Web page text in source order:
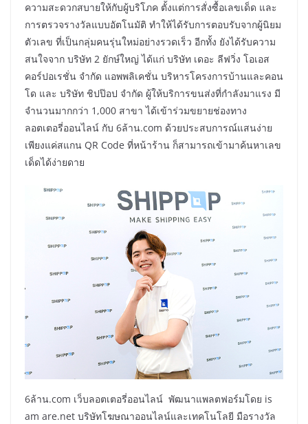
ความสะดวกสบายให้กับผู้บริโภค ตั้งแต่การสั่งซื้อเลขเด็ด และ
การตรวจรางวัลแบบอัตโนมัติ ทำให้ได้รับการตอบรับจากผู้นิยม
ตัวเลข ที่เป็นกลุ่มคนรุ่นใหม่อย่างรวดเร็ว อีกทั้ง ยังได้รับความ
สนใจจาก บริษัท 2 ยักษ์ใหญ่ ได้แก่ บริษัท เดอะ ลีฟวิ่ง โอเอส
คอร์ปอเรชั่น จำกัด แอพพลิเคชั่น บริหารโครงการบ้านและคอน
โด และ บริษัท ชิปป๊อป จำกัด ผู้ให้บริการขนส่งที่กำลังมาแรง มี
จำนวนมากกว่า 1,000 สาขา ได้เข้าร่วมขยายช่องทาง
ลอตเตอรี่ออนไลน์ กับ 6ล้าน.com ด้วยประสบการณ์แสนง่าย
เพียงแค่สแกน QR Code ที่หน้าร้าน ก็สามารถเข้ามาค้นหาเลข
เด็ดได้ง่ายดาย
6ล้าน.com เว็บลอตเตอรี่ออนไลน์ พัฒนาแพลตฟอร์มโดย is
am are.net บริษัทโฆษณาออนไลน์และเทคโนโลยี มือรางวัล